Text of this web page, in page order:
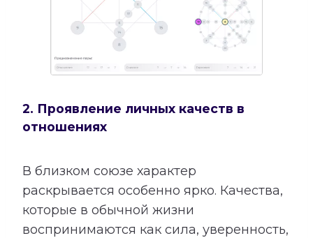
2. Проявление личных качеств в
отношениях
В близком союзе характер
раскрывается особенно ярко. Качества,
которые в обычной жизни
воспринимаются как сила, уверенность,